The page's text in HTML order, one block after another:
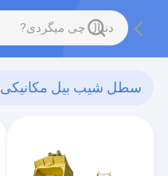
سطل شیب بیل مکانیکی